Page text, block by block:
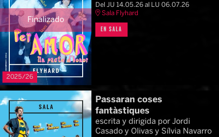
Finalizado
2025/26
Del JU 14.05.26al LU 06.07.26
Sala Flyhard
EN SALA
Passaran coses
fantàstiques
escrita y dirigida por Jordi
Casado y Olivas y Sílvia Navarro